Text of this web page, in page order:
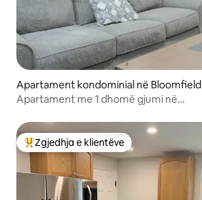
Apartament kondominial në Bloomfield
Apartament me 1 dhomë gjumi në
Më të mirat e zgjedhjeve të klientëve
Zgjedhja e klientëve